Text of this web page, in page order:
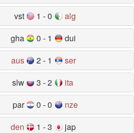
vst 1 - 0
alg
gha 0 - 1
dui
aus 2 - 1
ser
slw 3 - 2
ita
par 0 - 0
nze
den 1 - 3
jap